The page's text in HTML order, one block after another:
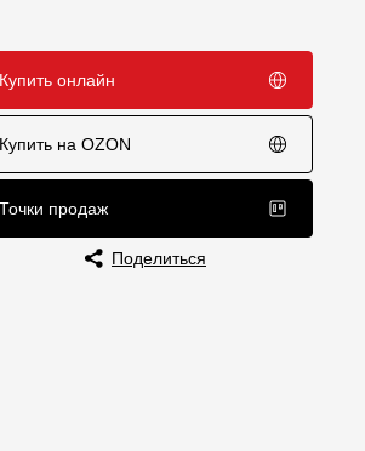
Купить онлайн
Купить на OZON
Точки продаж
Поделиться